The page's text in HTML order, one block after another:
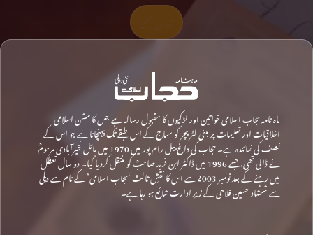
ماہ نامہ حجاب اسلامی خواتین اور لڑکیوں کا مقبول رسالہ ہے جس کا مشن اسلامی
اخلاقیات اور تعلیمات پر مبنی لٹریچر کو سماج کے اس طبقے تک پہنچانا ہے جو اس کے
نصف کی نمائندہ ہے۔ حجاب کی داغ بیل رام پور میں 1970 میں مائل خیرآبادی مرحومؒ
نے ڈالی تھی، جسے 1996 میں ڈاکٹر ابن فرید صاحبؒ کو منتقل کردیا گیا۔ دو سال تعطل
میں رہنے کے بعد نومبر 2003 سے اس کا نقشِ ثالث ‘حجاب اسلامی’ کے نام سے دہلی
سے شمشاد حسین فلاحی کے زیرِ ادارت شائع ہو رہا ہے۔